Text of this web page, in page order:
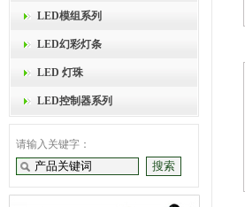
LED模组系列
LED幻彩灯条
LED 灯珠
LED控制器系列
请输入关键字：